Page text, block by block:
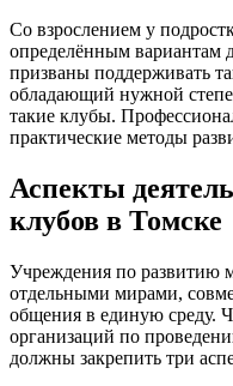
Со взрослением у
определённым вариантам
призваны поддерживать
обладающий нужной
такие клубы.
практические методы
Аспекты
клубов в Томске
Учреждения по развитию
отдельными мирами,
общения в единую среду.
организаций по
должны закрепить три